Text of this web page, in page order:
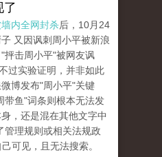
了
内全网封杀后，10月24
又因讽刺周小平被新浪
抨击周小平"被网友讽
过实验证明，并非如此
博发布"周小平"关键
带鱼"词条则根本无法发
，还是混在其他文字中
管理规则或相关法规政
可见，且无法搜索。